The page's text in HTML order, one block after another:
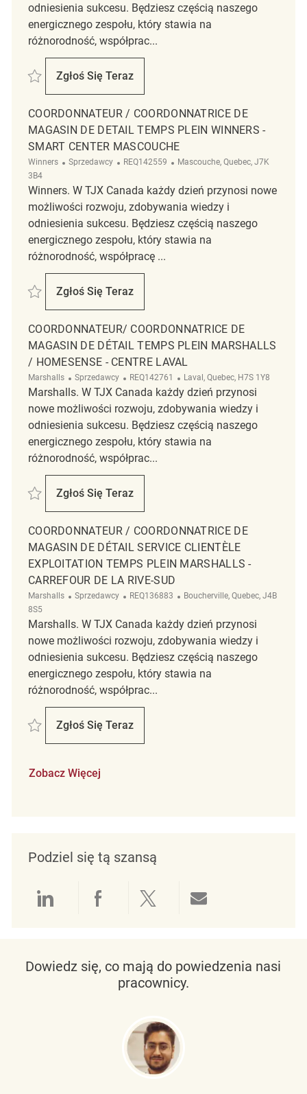
odniesienia sukcesu. Będziesz częścią naszego
energicznego zespołu, który stawia na
różnorodność, współprac...
Zapisać Coordonnateur/Coordonnatrice de Magasin de Détail Temps
Zgłoś Się Teraz
Coordonnateur/Coordonnatrice De
COORDONNATEUR / COORDONNATRICE DE
MAGASIN DE DETAIL TEMPS PLEIN WINNERS -
SMART CENTER MASCOUCHE
Winners Kategoria
Sprzedawcy ReqId
REQ142559 Lokalizacja
Mascouche, Quebec, J7K
3B4
Winners. W TJX Canada każdy dzień przynosi nowe
możliwości rozwoju, zdobywania wiedzy i
odniesienia sukcesu. Będziesz częścią naszego
energicznego zespołu, który stawia na
różnorodność, współpracę ...
Zapisać Coordonnateur / Coordonnatrice de magasin de detail Temps
Zgłoś Się Teraz
Coordonnateur / Coordonnatrice De
COORDONNATEUR/ COORDONNATRICE DE
MAGASIN DE DÉTAIL TEMPS PLEIN MARSHALLS
/ HOMESENSE - CENTRE LAVAL
Marshalls Kategoria
Sprzedawcy ReqId
REQ142761 Lokalizacja
Laval, Quebec, H7S 1Y8
Marshalls. W TJX Canada każdy dzień przynosi
nowe możliwości rozwoju, zdobywania wiedzy i
odniesienia sukcesu. Będziesz częścią naszego
energicznego zespołu, który stawia na
różnorodność, współprac...
Zapisać Coordonnateur/ Coordonnatrice de magasin de Détail Temps
Zgłoś Się Teraz
Coordonnateur/ Coordonnatrice De
COORDONNATEUR / COORDONNATRICE DE
MAGASIN DE DÉTAIL SERVICE CLIENTÈLE
EXPLOITATION TEMPS PLEIN MARSHALLS -
CARREFOUR DE LA RIVE-SUD
Marshalls Kategoria
Sprzedawcy ReqId
REQ136883 Lokalizacja
Boucherville, Quebec, J4B
8S5
Marshalls. W TJX Canada każdy dzień przynosi
nowe możliwości rozwoju, zdobywania wiedzy i
odniesienia sukcesu. Będziesz częścią naszego
energicznego zespołu, który stawia na
różnorodność, współprac...
Zapisać Coordonnateur / Coordonnatrice de magasin de Détail Service
Zgłoś Się Teraz
Coordonnateur / Coordonnatrice De
Zobacz Więcej
Podziel się tą szansą
Udostępnianie przez LinkedIn
Udostępnianie przez
Udostępnij przez
Dowiedz się, co mają do powiedzenia nasi
pracownicy.